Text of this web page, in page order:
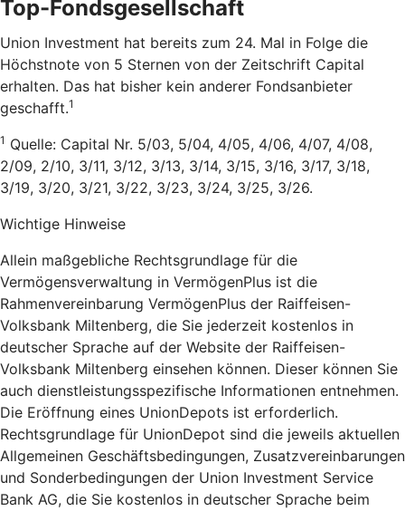
Top-Fondsgesellschaft
Union Investment hat bereits zum 24. Mal in Folge die
Höchstnote von 5 Sternen von der Zeitschrift Capital
erhalten. Das hat bisher kein anderer Fondsanbieter
geschafft.1
1 Quelle: Capital Nr. 5/03, 5/04, 4/05, 4/06, 4/07, 4/08,
2/09, 2/10, 3/11, 3/12, 3/13, 3/14, 3/15, 3/16, 3/17, 3/18,
3/19, 3/20, 3/21, 3/22, 3/23, 3/24, 3/25, 3/26.
Wichtige Hinweise
Allein maßgebliche Rechtsgrundlage für die
Vermögensverwaltung in VermögenPlus ist die
Rahmenvereinbarung VermögenPlus der Raiffeisen-
Volksbank Miltenberg, die Sie jederzeit kostenlos in
deutscher Sprache auf der Website der Raiffeisen-
Volksbank Miltenberg einsehen können. Dieser können Sie
auch dienstleistungsspezifische Informationen entnehmen.
Die Eröffnung eines UnionDepots ist erforderlich.
Rechtsgrundlage für UnionDepot sind die jeweils aktuellen
Allgemeinen Geschäftsbedingungen, Zusatzvereinbarungen
und Sonderbedingungen der Union Investment Service
Bank AG, die Sie kostenlos in deutscher Sprache beim